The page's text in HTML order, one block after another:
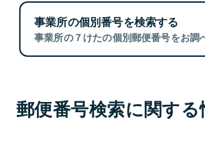
事業所の個別番号を検索する
事業所の７けたの個別郵便番号をお調
郵便番号検索に関する